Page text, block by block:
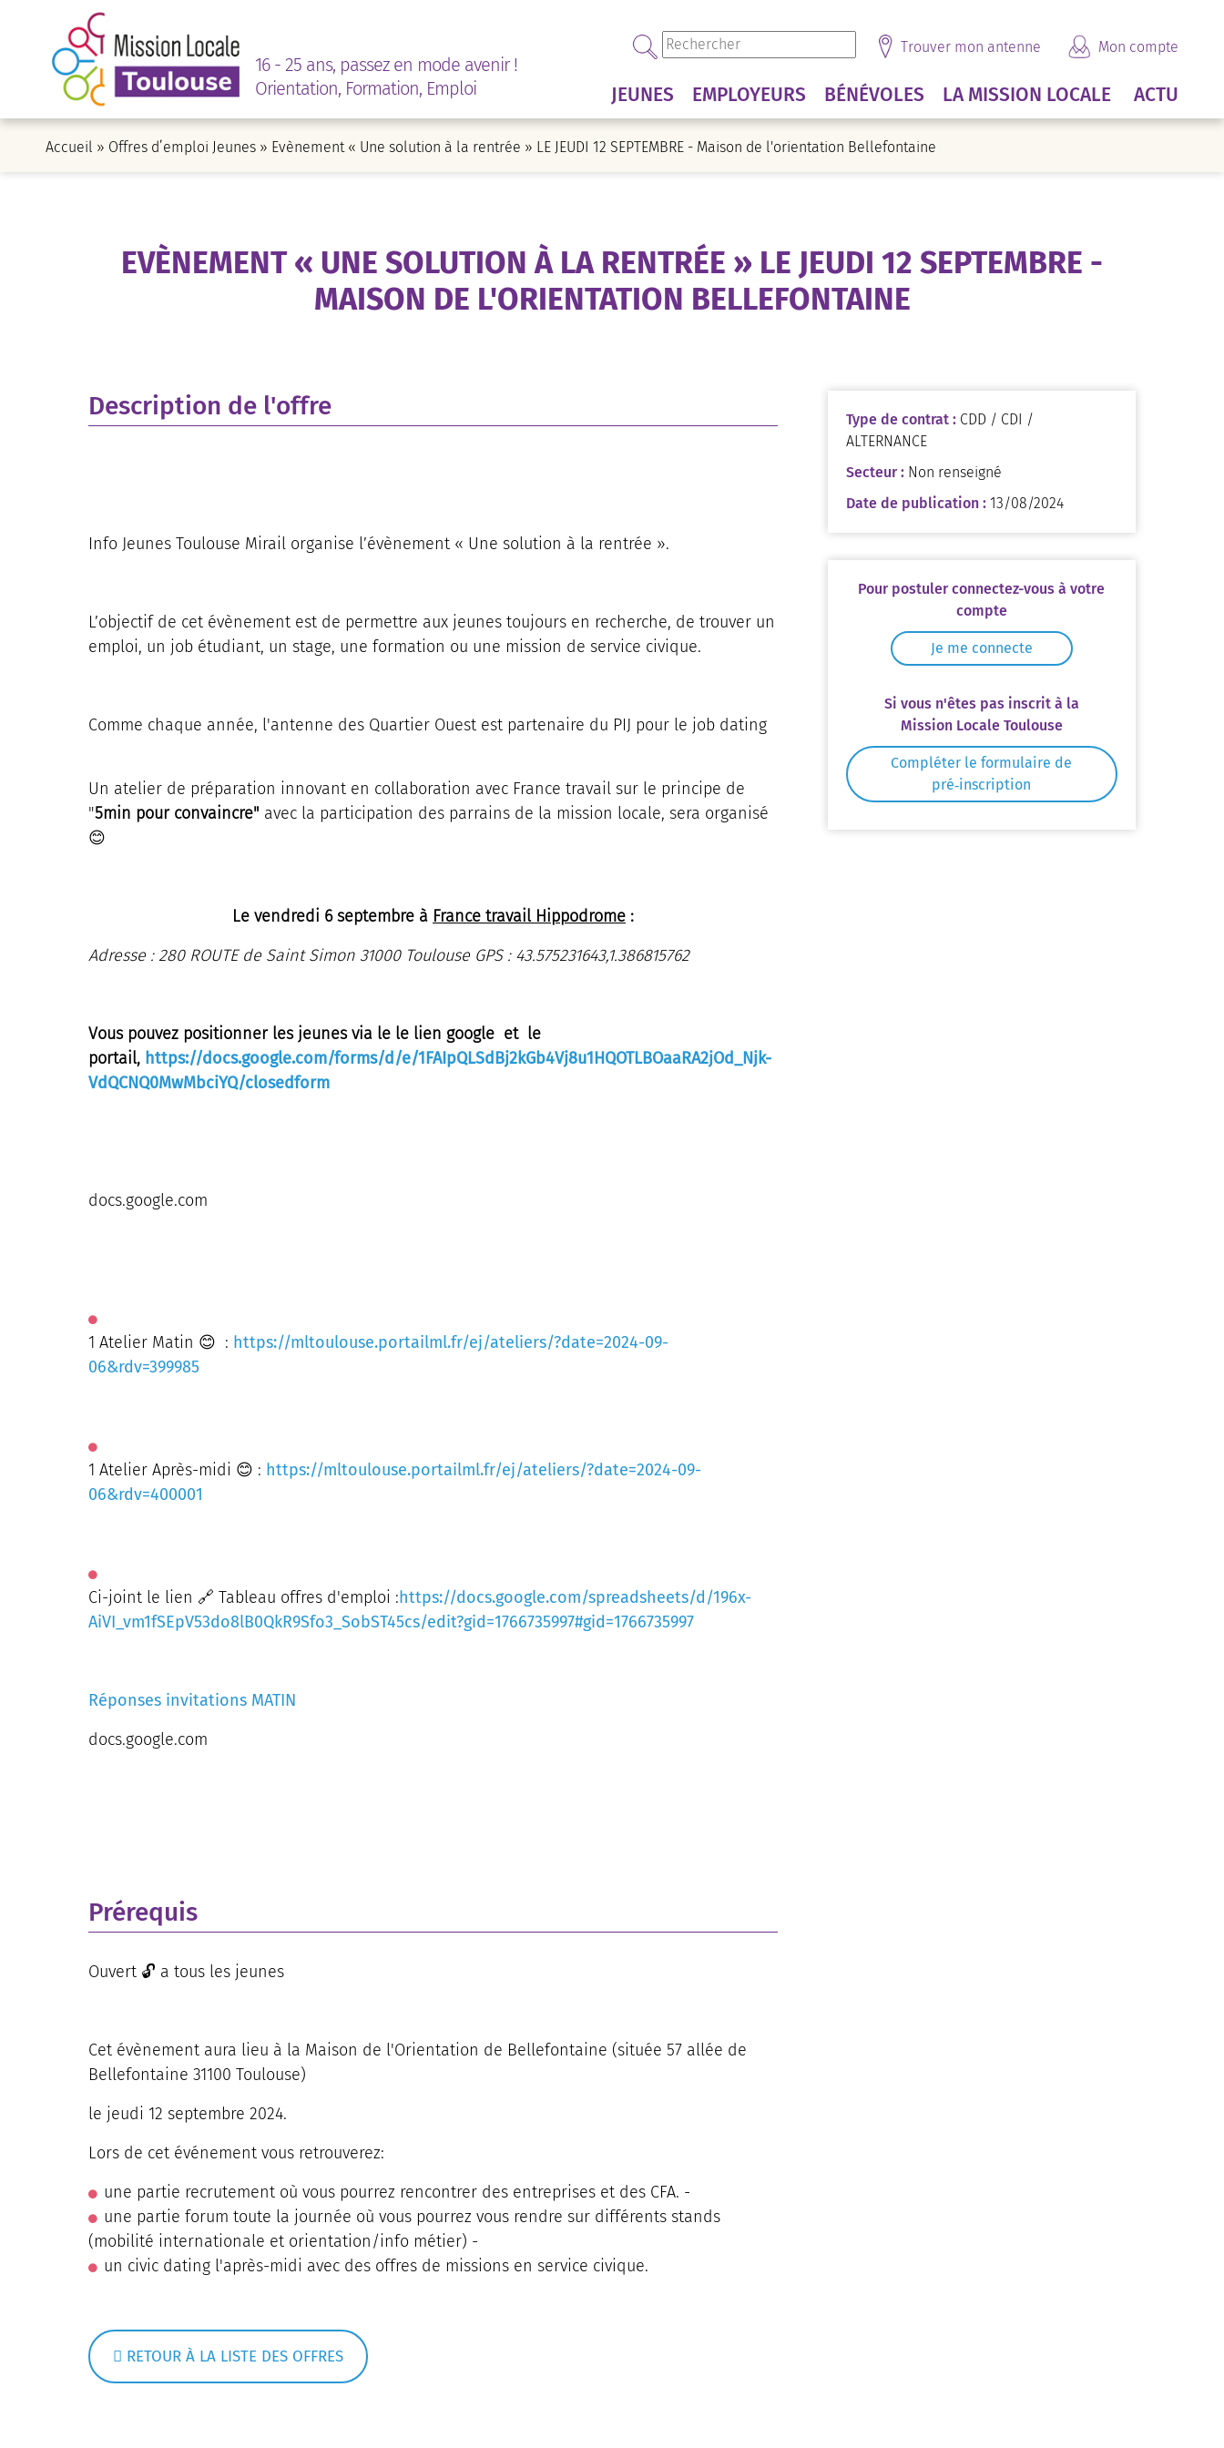
16 - 25 ans, passez en mode avenir !
Orientation, Formation, Emploi
Trouver mon antenne Mon compte
JEUNES EMPLOYEURS BÉNÉVOLES LA MISSION LOCALE ACTU
Accueil » Offres d’emploi Jeunes » Evènement « Une solution à la rentrée » LE JEUDI 12 SEPTEMBRE - Maison de l'orientation Bellefontaine
EVÈNEMENT « UNE SOLUTION À LA RENTRÉE » LE JEUDI 12 SEPTEMBRE -
MAISON DE L'ORIENTATION BELLEFONTAINE
Description de l'offre
Info Jeunes Toulouse Mirail organise l’évènement « Une solution à la rentrée ».
L’objectif de cet évènement est de permettre aux jeunes toujours en recherche, de trouver un
emploi, un job étudiant, un stage, une formation ou une mission de service civique.
Comme chaque année, l'antenne des Quartier Ouest est partenaire du PIJ pour le job dating
Un atelier de préparation innovant en collaboration avec France travail sur le principe de
"5min pour convaincre" avec la participation des parrains de la mission locale, sera organisé
😊
Le vendredi 6 septembre à France travail Hippodrome :
Adresse : 280 ROUTE de Saint Simon 31000 Toulouse GPS : 43.575231643,1.386815762
Vous pouvez positionner les jeunes via le le lien google et le
portail, https://docs.google.com/forms/d/e/1FAIpQLSdBj2kGb4Vj8u1HQOTLBOaaRA2jOd_Njk-
VdQCNQ0MwMbciYQ/closedform
docs.google.com
1 Atelier Matin 😊 : https://mltoulouse.portailml.fr/ej/ateliers/?date=2024-09-
06&rdv=399985
1 Atelier Après-midi 😊 : https://mltoulouse.portailml.fr/ej/ateliers/?date=2024-09-
06&rdv=400001
Ci-joint le lien 🔗 Tableau offres d'emploi :https://docs.google.com/spreadsheets/d/196x-
AiVI_vm1fSEpV53do8lB0QkR9Sfo3_SobST45cs/edit?gid=1766735997#gid=1766735997
Réponses invitations MATIN
docs.google.com
Prérequis
Ouvert 🔓 a tous les jeunes
Cet évènement aura lieu à la Maison de l'Orientation de Bellefontaine (située 57 allée de
Bellefontaine 31100 Toulouse)
le jeudi 12 septembre 2024.
Lors de cet événement vous retrouverez:
une partie recrutement où vous pourrez rencontrer des entreprises et des CFA. -
une partie forum toute la journée où vous pourrez vous rendre sur différents stands
(mobilité internationale et orientation/info métier) -
un civic dating l'après-midi avec des offres de missions en service civique.
RETOUR À LA LISTE DES OFFRES
Type de contrat : CDD / CDI /
ALTERNANCE
Secteur : Non renseigné
Date de publication : 13/08/2024
Pour postuler connectez-vous à votre
compte
Je me connecte
Si vous n'êtes pas inscrit à la
Mission Locale Toulouse
Compléter le formulaire de
pré‑inscription